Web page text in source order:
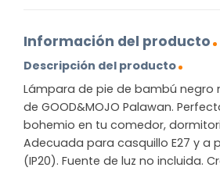
Información del producto
Descripción del producto
Lámpara de pie de bambú negro
de GOOD&MOJO Palawan.
bohemio en tu comedor,
Adecuada para casquillo E27 y a
(IP20). Fuente de luz no incluida.